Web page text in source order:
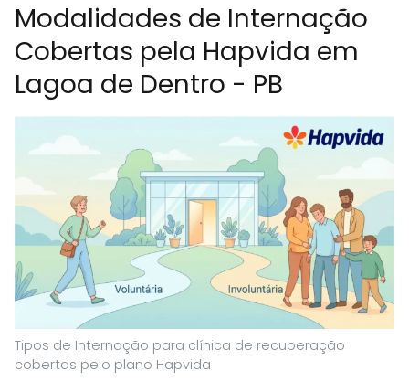
Modalidades de Internação
Cobertas pela Hapvida em
Lagoa de Dentro - PB
Tipos de Internação para clínica de recuperação
cobertas pelo plano Hapvida